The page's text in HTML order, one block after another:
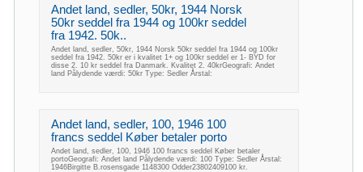
Andet land, sedler, 50kr, 1944 Norsk
50kr seddel fra 1944 og 100kr seddel
fra 1942. 50k..
Andet land, sedler, 50kr, 1944 Norsk 50kr seddel fra 1944 og 100kr
seddel fra 1942. 50kr er i kvalitet 1+ og 100kr seddel er 1- BYD for
disse 2. 10 kr seddel fra Danmark. Kvalitet 2. 40krGeografi: Andet
land Pålydende værdi: 50kr Type: Sedler Årstal:
Andet land, sedler, 100, 1946 100
francs seddel Køber betaler porto
Andet land, sedler, 100, 1946 100 francs seddel Køber betaler
portoGeografi: Andet land Pålydende værdi: 100 Type: Sedler Årstal:
1946Birgitte B.rosensgade 1148300 Odder23802409100 kr.